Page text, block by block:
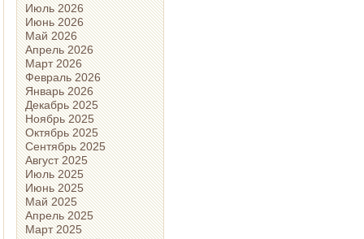
Июль 2026
Июнь 2026
Май 2026
Апрель 2026
Март 2026
Февраль 2026
Январь 2026
Декабрь 2025
Ноябрь 2025
Октябрь 2025
Сентябрь 2025
Август 2025
Июль 2025
Июнь 2025
Май 2025
Апрель 2025
Март 2025